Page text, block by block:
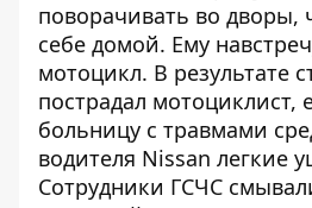
поворачивать во дворы,
себе домой. Ему
мотоцикл. В результате
пострадал мотоциклист,
больницу с травмами
водителя Nissan легкие
Сотрудники ГСЧС